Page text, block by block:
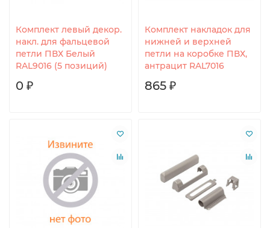
Комплект левый декор.
накл. для фальцевой
петли ПВХ Белый
RAL9016 (5 позиций)
0 ₽
Комплект накладок для
нижней и верхней
петли на коробке ПВХ,
антрацит RAL7016
865 ₽